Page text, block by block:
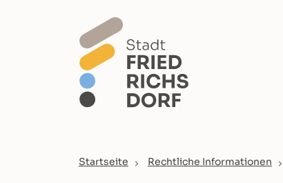
You are here:
Startseite Rechtliche Informationen